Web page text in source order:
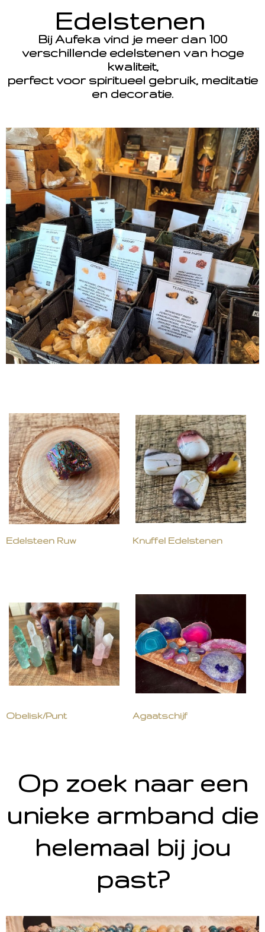
Edelstenen
Bij Aufeka vind je meer dan 100
verschillende edelstenen van hoge
kwaliteit,
perfect voor spiritueel gebruik, meditatie
en decoratie.
Edelsteen Ruw Knuffel Edelstenen
Obelisk/Punt Agaatschijf
Op zoek naar een
unieke armband die
helemaal bij jou
past?